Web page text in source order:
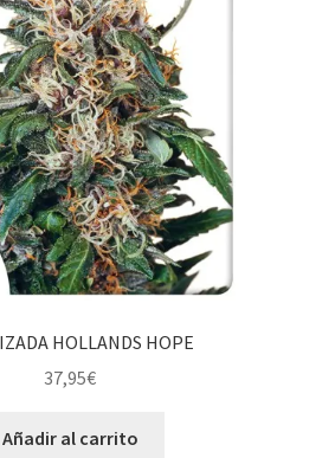
HOLLANDS HOPE
37,95€
Añadir al carrito